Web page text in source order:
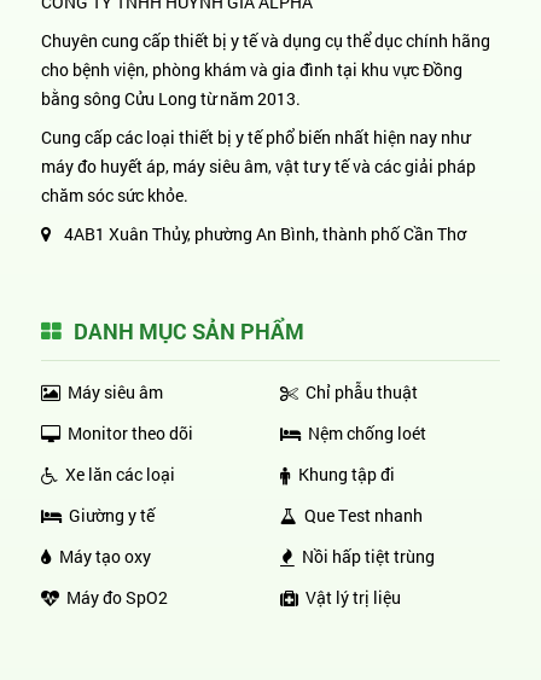
Chuyên cung cấp thiết bị y tế và dụng cụ thể dục chính hãng
cho bệnh viện, phòng khám và gia đình tại khu vực Đồng
bằng sông Cửu Long từ năm 2013.
Cung cấp các loại thiết bị y tế phổ biến nhất hiện nay như
máy đo huyết áp, máy siêu âm, vật tư y tế và các giải pháp
chăm sóc sức khỏe.
4AB1 Xuân Thủy, phường An Bình, thành phố Cần Thơ
DANH MỤC SẢN PHẨM
Máy siêu âm
Monitor theo dõi
Xe lăn các loại
Giường y tế
Máy tạo oxy
Máy đo SpO2
Chỉ phẫu thuật
Nệm chống loét
Khung tập đi
Que Test nhanh
Nồi hấp tiệt trùng
Vật lý trị liệu